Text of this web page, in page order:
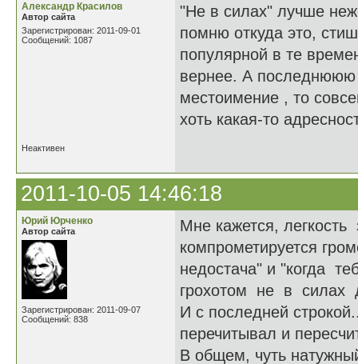
Александр Красилов
Автор сайта
Зарегистрирован: 2011-09-01
Сообщений: 1087
"Не в силах" лучше
помню откуда это,
популярной в те
вернее. А последнююю
местоимение , то
хоть какая-то
Неактивен
2011-10-05 14:46:18
Юрий Юрченко
Автор сайта
Зарегистрирован: 2011-09-07
Сообщений: 838
Мне кажется,
компрометируется
недостача" и "когда
грохотом не в силах
И с последней
перечитывал и
В общем, чуть